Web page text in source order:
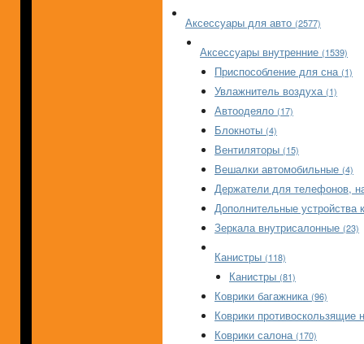
Аксессуары для авто (2577)
Аксессуары внутренние (1539)
Приспособление для сна (1)
Увлажнитель воздуха (1)
Автоодеяло (17)
Блокноты (4)
Вентиляторы (15)
Вешалки автомобильные (4)
Держатели для телефонов,
Дополнительные устройства
Зеркала внутрисалонные (23)
Канистры (118)
Канистры (81)
Коврики багажника (96)
Коврики
Коврики салона (170)